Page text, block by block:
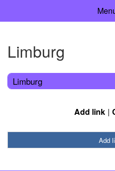
Limburg
Limburg
Add link
Add